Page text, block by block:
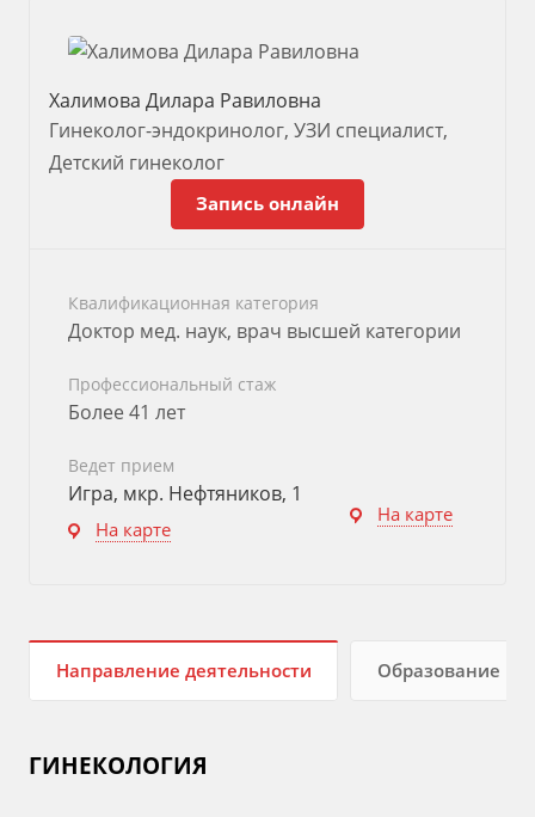
Халимова Дилара Равиловна
Гинеколог-эндокринолог, УЗИ специалист,
Детский гинеколог
Запись онлайн
Квалификационная категория
Доктор мед. наук, врач высшей категории
Профессиональный стаж
Более 41 лет
Ведет прием
Игра, мкр. Нефтяников, 1
На карте
На карте
Направление деятельности Образование
ГИНЕКОЛОГИЯ